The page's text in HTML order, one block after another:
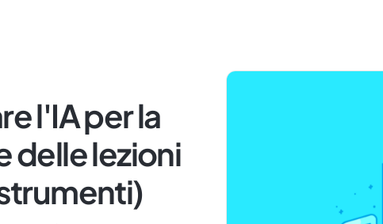
l'IA per la
delle lezioni